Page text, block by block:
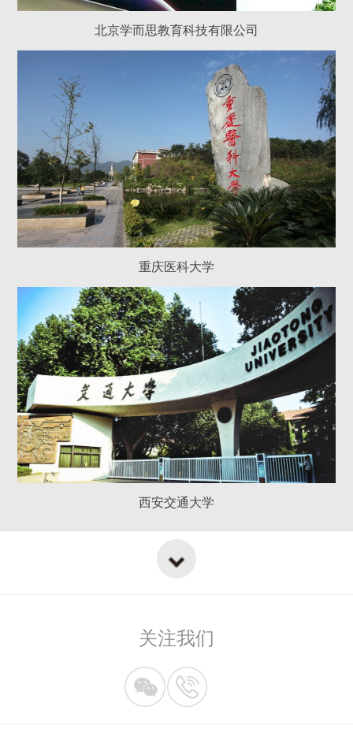
北京学而思教育科技有限公司
重庆医科大学
西安交通大学
关注我们